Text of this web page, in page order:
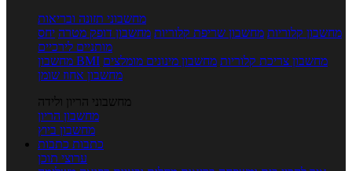
מחשבוני תזונה ובריאות
מחשבון קלוריות מחשבון שריפת קלוריות מחשבון דופק מטרה יחס
מותניים לירכיים
מחשבון BMI
מחשבון צריכת קלוריות מחשבון מינונים מומלצים
מחשבון אחוז שומן
מחשבוני הריון ולידה
מחשבון הריון
מחשבון ביוץ
כתבות כתבות
ערוצי תוכן